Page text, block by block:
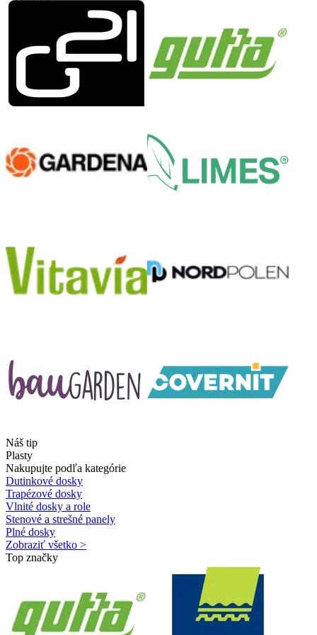
Náš tip
Plasty
Nakupujte podľa kategórie
Dutinkové dosky
Trapézové dosky
Vlnité dosky a role
Stenové a strešné panely
Plné dosky
Zobraziť všetko >
Top značky